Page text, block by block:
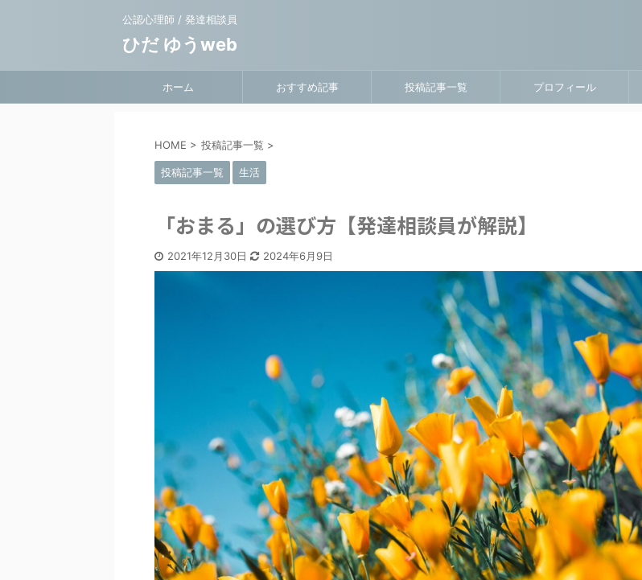
公認心理師 / 発達相談員
ひだ ゆうweb
ホーム おすすめ記事 投稿記事一覧 プロフィール
HOME > 投稿記事一覧 >
投稿記事一覧 生活
「おまる」の選び方【発達相談員が解説】
2021年12月30日 2024年6月9日